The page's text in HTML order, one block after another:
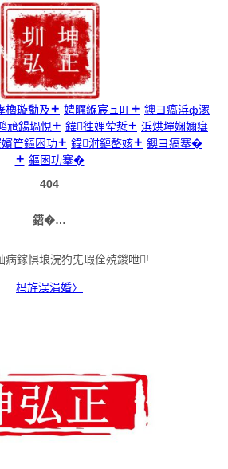
櫓璇勪及 娉曞緥宸ュ叿
鐭ヨ瘑浜ф潈
兘鍚堝悓 鍏徃娌荤悊
浜烘墠娴嬭瘎
笀鏂囦功 鍏泭鏈嶅姟
鐭ヨ瘑搴�
鏂囦功搴�
404
鍣�…
病鎵惧埌浣犳兂瑕佺殑鍐呭!
杩斿洖涓婚〉